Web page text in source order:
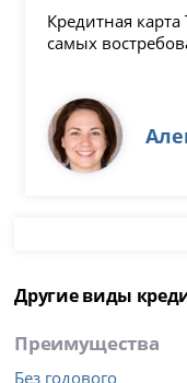
Кредитная
самых
Другие виды
Преимущества
Без годового